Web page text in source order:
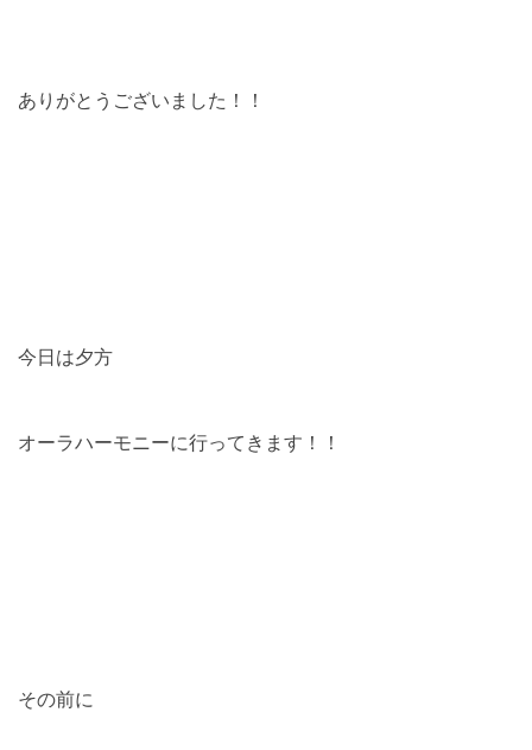
ありがとうございました！！
今日は夕方
オーラハーモニーに行ってきます！！
その前に